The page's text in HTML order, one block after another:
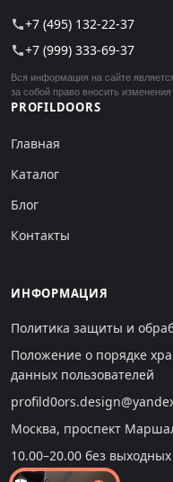
call+7 (495) 132-22-37
call+7 (999) 333-69-37
Вся информация на сайте
за собой право вносить
PROFILDOORS
Главная
Каталог
Блог
Контакты
ИНФОРМАЦИЯ
Политика защиты и
Положение о порядке
данных пользователей
Москва, проспект
10.00–20.00 без выходных